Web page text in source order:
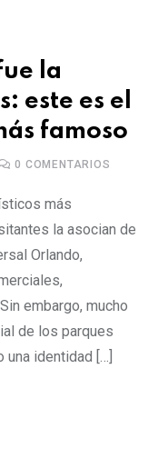
la
este es el
famoso
0 COMENTARIOS
más
la asocian de
Orlando,
embargo, mucho
de los parques
una identidad […]